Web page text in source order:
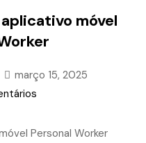
móvel
março 15, 2025